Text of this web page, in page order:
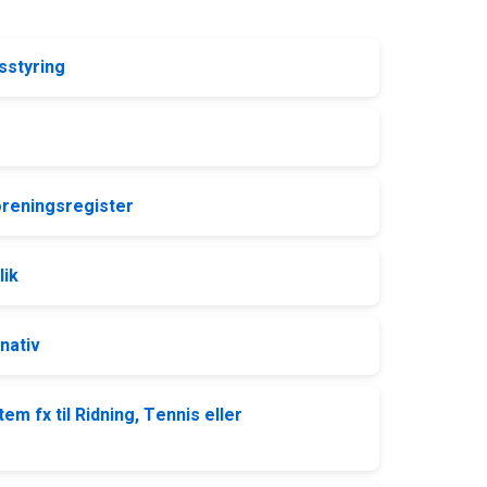
fx til Ridning, Tennis eller